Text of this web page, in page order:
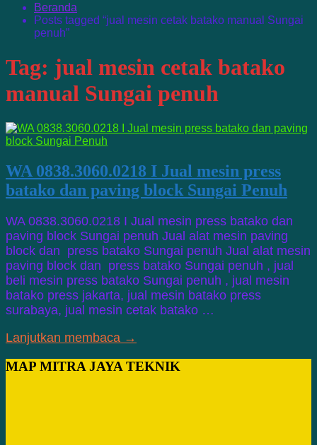
Beranda
Posts tagged “jual mesin cetak batako manual Sungai
penuh”
Tag: jual mesin cetak batako
manual Sungai penuh
WA 0838.3060.0218 I Jual mesin press
batako dan paving block Sungai Penuh
WA 0838.3060.0218 I Jual mesin press batako dan
paving block Sungai penuh Jual alat mesin paving
block dan press batako Sungai penuh Jual alat mesin
paving block dan press batako Sungai penuh , jual
beli mesin press batako Sungai penuh , jual mesin
batako press jakarta, jual mesin batako press
surabaya, jual mesin cetak batako …
Lanjutkan membaca →
MAP MITRA JAYA TEKNIK